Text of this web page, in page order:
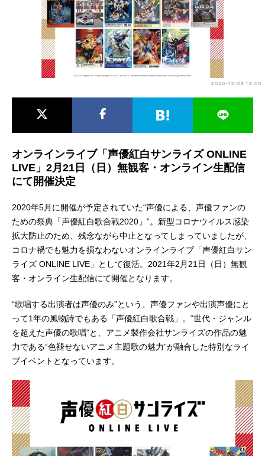
アニメ映画一覧 実写化映画一覧
今期アニメ曜日別一覧
春アニメ 夏アニメ
男性声優/女性声優一覧
2020-12-23 12:00
オンラインライブ「声優紅白サンライズ ONLINE
LIVE」2月21日（日）無観客・オンライン生配信
にて開催決定
2020年5月に開催が予定されていた“声優による、声優ファンの
ための祭典「声優紅白歌合戦2020」”。新型コロナウイルス感染
拡大防止のため、残念ながら中止となってしまっていましたが、
コロナ禍でも魅力を損なわないオンラインライブ「声優紅白サン
ライズ ONLINE LIVE」として復活。2021年2月21日（日）無観
客・オンライン生配信にて開催となります。
“歌唱する出演者は声優のみ”という、声優ファンや出演声優にと
って1年の風物詩でもある「声優紅白歌合戦」。“世代・ジャンル
を超えた声優の歌唱”と、アニメ製作会社サンライズの作品の魅
力である“色褪せないアニメ主題歌の魅力”が融合した特別なライ
ブイベントとなっています。